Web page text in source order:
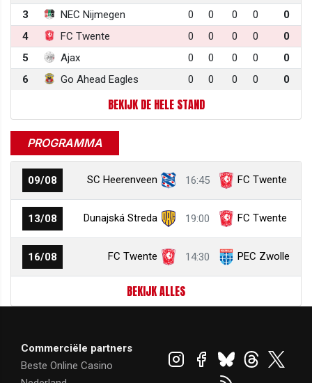
3
NEC Nijmegen 0 0 0 0
0
4
FC Twente 0 0 0 0
0
5
Ajax 0 0 0 0
0
6
Go Ahead Eagles 0 0 0 0 0
BEKIJK DE HELE STAND
PROGRAMMA
09/08 SC Heerenveen 16:45 FC Twente
13/08 Dunajská Streda 19:00 FC Twente
16/08 FC Twente 14:30 PEC Zwolle
BEKIJK ALLES
Commerciële partners
Beste Online Casino